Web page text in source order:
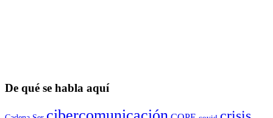
De qué se habla aquí